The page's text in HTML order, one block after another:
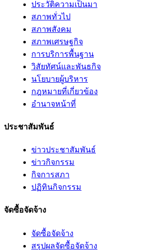
ประวัติความเป็นมา
สภาพทั่วไป
สภาพสังคม
สภาพเศรษฐกิจ
การบริการพื้นฐาน
วิสัยทัศน์และพันธกิจ
นโยบายผู้บริหาร
กฎหมายที่เกี่ยวข้อง
อํานาจหน้าที่
ประชาสัมพันธ์
ข่าวประชาสัมพันธ์
ข่าวกิจกรรม
กิจการสภา
ปฏิทินกิจกรรม
จัดซื้อจัดจ้าง
จัดซื้อจัดจ้าง
สรุปผลจัดซื้อจัดจ้าง